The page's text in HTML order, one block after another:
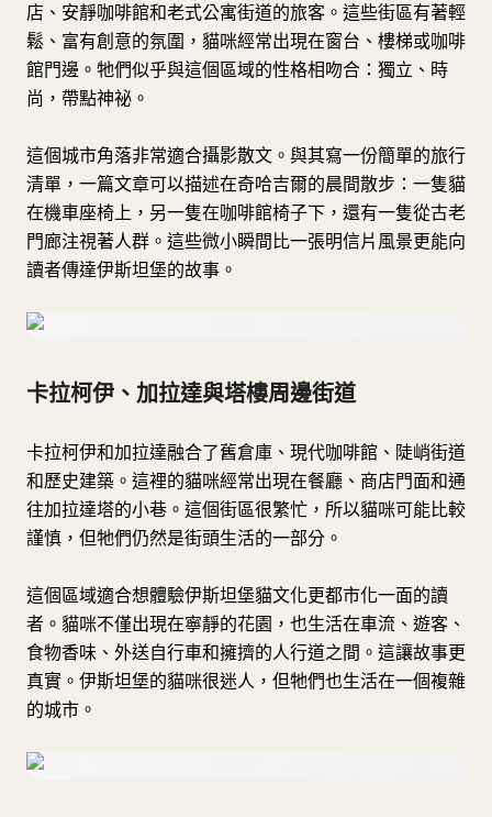
店、安靜咖啡館和老式公寓街道的旅客。這些街區有著輕
鬆、富有創意的氛圍，貓咪經常出現在窗台、樓梯或咖啡
館門邊。牠們似乎與這個區域的性格相吻合：獨立、時
尚，帶點神祕。
這個城市角落非常適合攝影散文。與其寫一份簡單的旅行
清單，一篇文章可以描述在奇哈吉爾的晨間散步：一隻貓
在機車座椅上，另一隻在咖啡館椅子下，還有一隻從古老
門廊注視著人群。這些微小瞬間比一張明信片風景更能向
讀者傳達伊斯坦堡的故事。
卡拉柯伊、加拉達與塔樓周邊街道
卡拉柯伊和加拉達融合了舊倉庫、現代咖啡館、陡峭街道
和歷史建築。這裡的貓咪經常出現在餐廳、商店門面和通
往加拉達塔的小巷。這個街區很繁忙，所以貓咪可能比較
謹慎，但牠們仍然是街頭生活的一部分。
這個區域適合想體驗伊斯坦堡貓文化更都市化一面的讀
者。貓咪不僅出現在寧靜的花園，也生活在車流、遊客、
食物香味、外送自行車和擁擠的人行道之間。這讓故事更
真實。伊斯坦堡的貓咪很迷人，但牠們也生活在一個複雜
的城市。